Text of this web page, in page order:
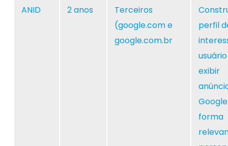
ANID 2 anos
Terceiros
(google.com e
google.com.br
perfil
exibir
forma